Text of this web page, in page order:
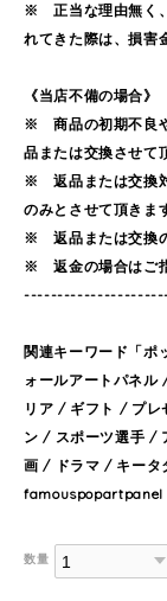
※ 正当な理由無く、
れてきた際は、損害
《当店不備の場合》
※ 商品の初期不良
品または交換させて
※ 返品または交換
のみとさせて頂きま
※ 返品または交換の
※ 返金の場合はご指
関連キーワード「ポ
ォールアートパネ
リア / ギフト / プ
ン / スポーツ選手 /
画 / ドラマ / キー
famouspopartpanel
数量